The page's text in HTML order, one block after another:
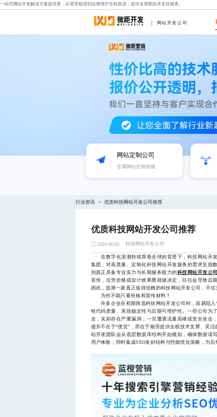
一站式网站开发解决方案提供商，从需求梳理到运维维护全程跟进，提供全周期技术支持服务。
网站开发公司
网站定制公司
专属网站定制搭建
行业资讯 > 优质科技网站开发公司推荐
优质科技网站开发公司推荐
2026-06-02 科技网站开发公司
在数字化浪潮持续席卷全球的背景下，科技网站开
集团，对高质量、定制化科技网站开发服务的需求呈指
别真正具备专业实力与长期服务能力的科技网站开发公
宣传，仅凭价格或设计效果图就做决定，往往会导致后
因此，选择一家真正值得信赖的科技网站开发公司，不
为何不能只看价格和宣传材料？
许多企业在初期筛选科技网站开发公司时，容易陷入
牲代码质量、系统稳定性与后期可维护性。一些公司为
全，实则存在严重漏洞，一旦遭遇流量高峰或安全攻击
值并不在于“便宜”，而在于能否提供全栈技术支撑、灵
站开发团队会从底层数据库结构开始规划，确保数据读
用户体验；同时集成SEO友好结构与性能优化策略，为